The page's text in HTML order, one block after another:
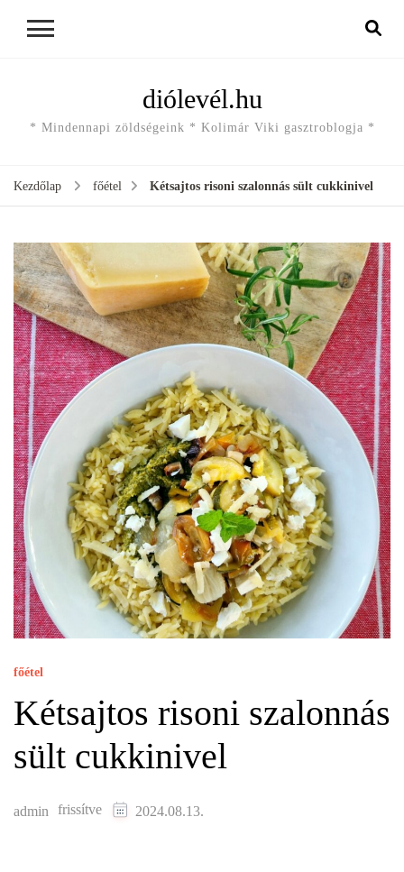
diólevél.hu
* Mindennapi zöldségeink * Kolimár Viki gasztroblogja *
Kezdőlap főétel Kétsajtos risoni szalonnás sült cukkinivel
főétel
Kétsajtos risoni szalonnás
sült cukkinivel
admin frissítve 2024.08.13.